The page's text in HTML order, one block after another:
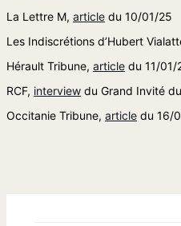
La Lettre M, article du 10/01/25
Les Indiscrétions d’Hubert
Hérault Tribune, article du 11/01/
RCF, interview du Grand Invité
Occitanie Tribune, article du 16/